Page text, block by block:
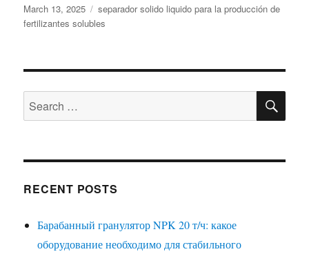
Posted
on
March 13, 2025 Categories
separador solido liquido para la producción de
fertilizantes solubles
Search
for:
RECENT POSTS
Барабанный гранулятор NPK 20 т/ч: какое
оборудование необходимо для стабильного